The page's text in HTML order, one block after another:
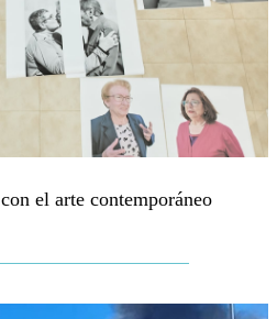
el arte contemporáneo